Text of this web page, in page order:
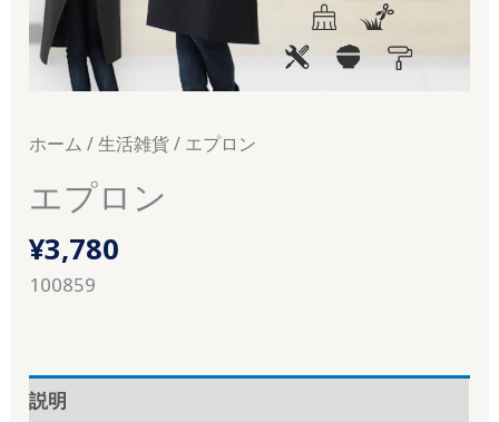
ホーム /生活雑貨/ エプロン
エプロン
¥3,780
100859
説明